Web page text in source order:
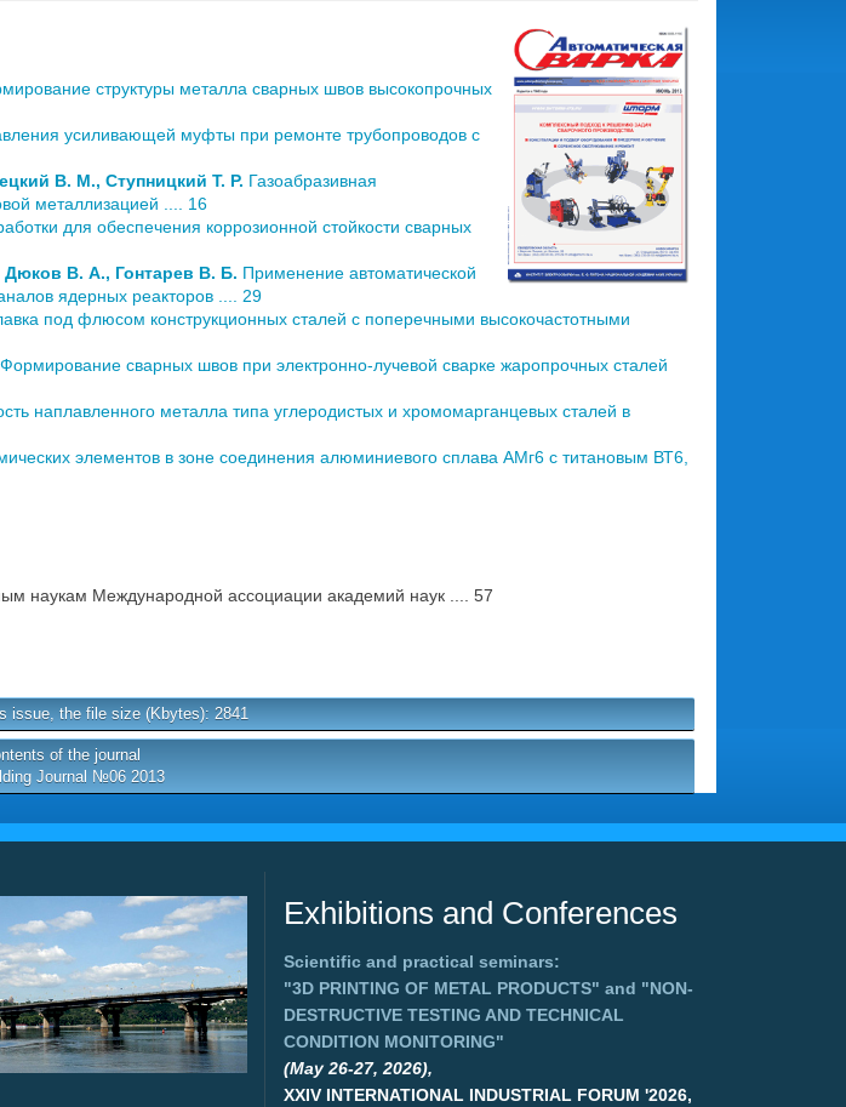
структуры металла сварных швов высокопрочных
усиливающей муфты при ремонте трубопроводов с
В. М., Ступницкий Т. Р. Газоабразивная
металлизацией .... 16
для обеспечения коррозионной стойкости сварных
В. А., Гонтарев В. Б. Применение автоматической
ядерных реакторов .... 29
под флюсом конструкционных сталей с поперечными высокочастотными
Формирование сварных швов при электронно-лучевой сварке жаропрочных сталей
наплавленного металла типа углеродистых и хромомарганцевых сталей в
элементов в зоне соединения алюминиевого сплава АМг6 с титановым ВТ6,
наукам Международной ассоциации академий наук .... 57
issue, the file size (Kbytes): 2841
of the journal
Journal №06 2013
Exhibitions and Conferences
Scientific and practical seminars:
"3D PRINTING OF METAL PRODUCTS" and "NON-
DESTRUCTIVE TESTING AND TECHNICAL
CONDITION MONITORING"
(May 26-27, 2026),
XXIV INTERNATIONAL INDUSTRIAL FORUM '2026,